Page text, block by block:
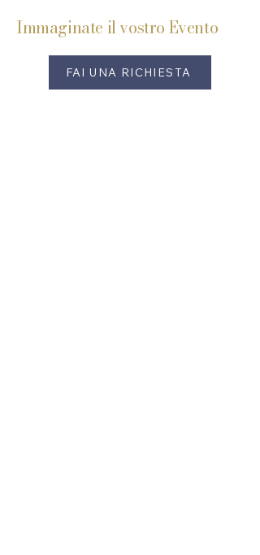
Immaginate il vostro Evento
FAI UNA RICHIESTA